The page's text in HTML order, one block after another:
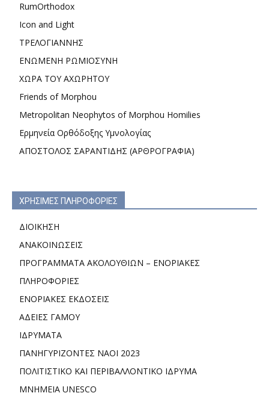
RumOrthodox
Icon and Light
ΤΡΕΛΟΓΙΑΝΝΗΣ
ΕΝΩΜΕΝΗ ΡΩΜΙΟΣΥΝΗ
ΧΩΡΑ ΤΟΥ ΑΧΩΡΗΤΟΥ
Friends of Morphou
Metropolitan Neophytos of Morphou Homilies
Ερμηνεία Ορθόδοξης Υμνολογίας
ΑΠΟΣΤΟΛΟΣ ΣΑΡΑΝΤΙΔΗΣ (ΑΡΘΡΟΓΡΑΦΙΑ)
ΧΡΗΣΙΜΕΣ ΠΛΗΡΟΦΟΡΙΕΣ
ΔΙΟΙΚΗΣΗ
ΑΝΑΚΟΙΝΩΣΕΙΣ
ΠΡΟΓΡΑΜΜΑΤΑ ΑΚΟΛΟΥΘΙΩΝ – ΕΝΟΡΙΑΚΕΣ
ΠΛΗΡΟΦΟΡΙΕΣ
ΕΝΟΡΙΑΚΕΣ ΕΚΔΟΣΕΙΣ
ΑΔΕΙΕΣ ΓΑΜΟΥ
ΙΔΡΥΜΑΤΑ
ΠΑΝΗΓΥΡΙΖΟΝΤΕΣ ΝΑΟΙ 2023
ΠΟΛΙΤΙΣΤΙΚΟ ΚΑΙ ΠΕΡΙΒΑΛΛΟΝΤΙΚΟ ΙΔΡΥΜΑ
ΜΝΗΜΕΙΑ UNESCO